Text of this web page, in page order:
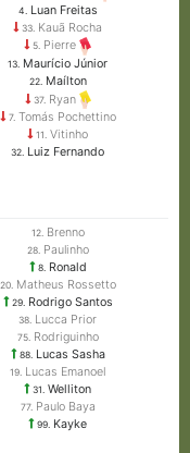
4. Luan Freitas
33. Kauã Rocha
5. Pierre
13. Maurício Júnior
22.Maílton
37. Ryan
7.Tomás Pochettino
11. Vitinho
32. Luiz Fernando
12.Brenno
28.Paulinho
8.Ronald
20.Matheus Rossetto
29.Rodrigo Santos
38. Lucca Prior
75.Rodriguinho
88.Lucas Sasha
19. Lucas Emanoel
31. Welliton
77.Paulo Baya
99. Kayke